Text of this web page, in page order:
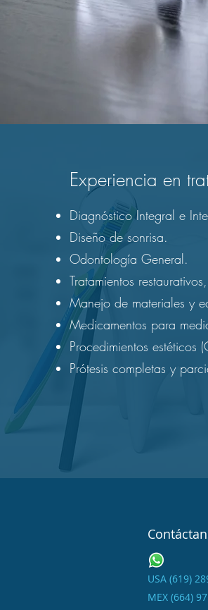
Experiencia en
Diagnóstico Integral e
Diseño de sonrisa.
Odontología General.
Tratamientos
Manejo de materiales y
Medicamentos para
Procedimientos estéticos
Prótesis completas y
USA (619) 2
MEX (664)